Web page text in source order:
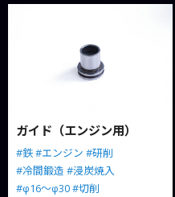
ガイド（エンジン用）
#鉄#エンジン #研削
#冷間鍛造 #浸炭焼入
#φ16～φ30#切削